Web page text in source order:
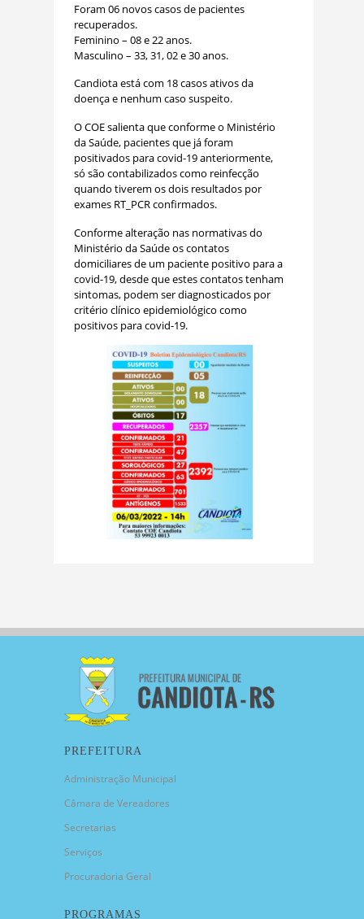
Foram 06 novos casos de pacientes
recuperados.
Feminino – 08 e 22 anos.
Masculino – 33, 31, 02 e 30 anos.
Candiota está com 18 casos ativos da
doença e nenhum caso suspeito.
O COE salienta que conforme o Ministério
da Saúde, pacientes que já foram
positivados para covid-19 anteriormente,
só são contabilizados como reinfecção
quando tiverem os dois resultados por
exames RT_PCR confirmados.
Conforme alteração nas normativas do
Ministério da Saúde os contatos
domiciliares de um paciente positivo para a
covid-19, desde que estes contatos tenham
sintomas, podem ser diagnosticados por
critério clínico epidemiológico como
positivos para covid-19.
PREFEITURA
Administração Municipal
Câmara de Vereadores
Secretarias
Serviços
Procuradoria Geral
PROGRAMAS